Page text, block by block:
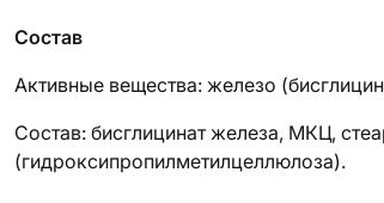
Состав
Активные вещества: железо
Состав: бисглицинат железа, МКЦ,
(гидроксипропилметилцеллюлоза).